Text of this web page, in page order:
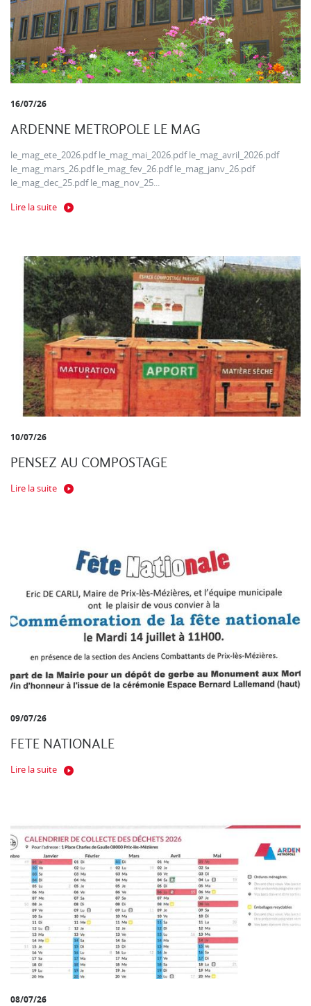
16/07/26
ARDENNE METROPOLE LE MAG
le_mag_ete_2026.pdf le_mag_mai_2026.pdf le_mag_avril_2026.pdf
le_mag_mars_26.pdf le_mag_fev_26.pdf le_mag_janv_26.pdf
le_mag_dec_25.pdf le_mag_nov_25...
Lire la suite
10/07/26
PENSEZ AU COMPOSTAGE
Lire la suite
09/07/26
FETE NATIONALE
Lire la suite
08/07/26